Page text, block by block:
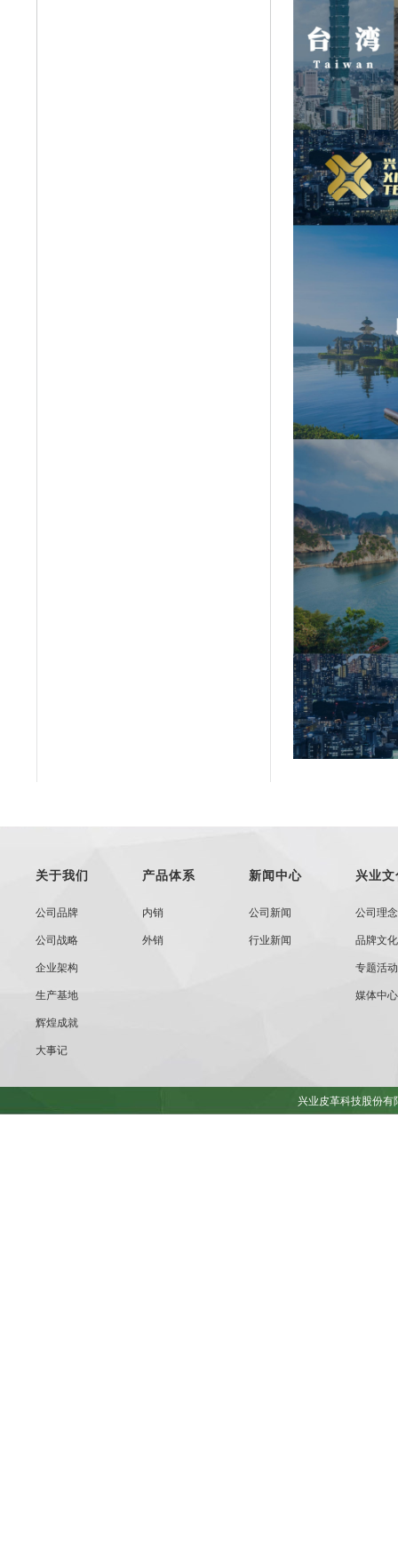
关于我们
公司品牌
公司战略
企业架构
生产基地
辉煌成就
大事记
产品体系
内销
外销
新闻中心
公司新闻
行业新闻
兴业文
公司理念
品牌文化
专题活动
媒体中心
兴业皮革科技股份有